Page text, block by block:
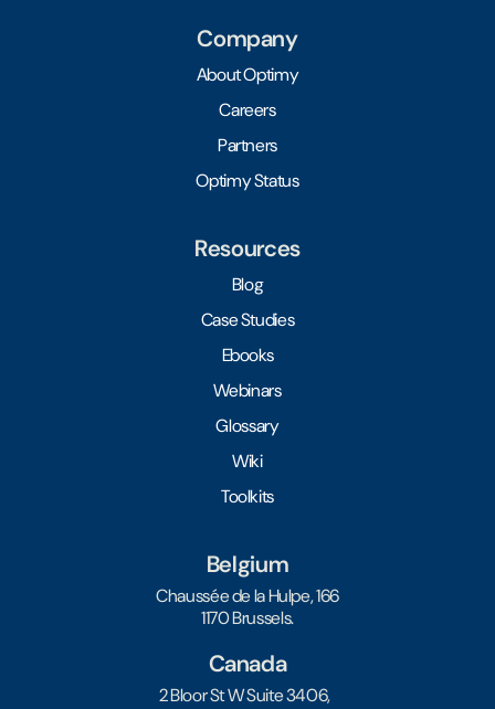
Company
About Optimy
Careers
Partners
Optimy Status
Resources
Blog
Case Studies
Ebooks
Webinars
Glossary
Wiki
Toolkits
Belgium
Chaussée de la Hulpe, 166
1170 Brussels.
Canada
2 Bloor St W Suite 3406,